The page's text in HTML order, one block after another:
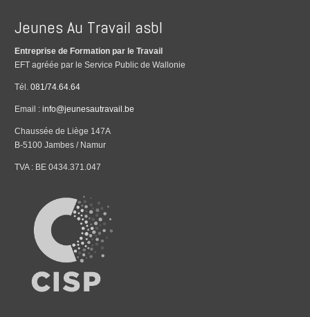
Jeunes Au Travail asbl
Entreprise de Formation par le Travail
EFT agréée par le Service Public de Wallonie
Tél.081/74.64.64
Email :info@jeunesautravail.be
Chaussée de Liège 147A
B-5100 Jambes / Namur
TVA : BE 0434.371.047